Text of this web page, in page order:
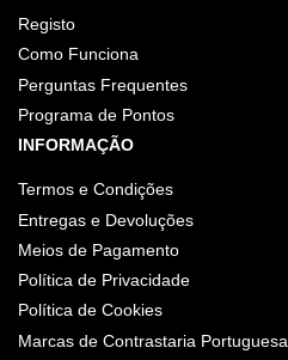
Registo
Como Funciona
Perguntas Frequentes
Programa de Pontos
INFORMAÇÃO
Termos e Condições
Entregas e Devoluções
Meios de Pagamento
Política de Privacidade
Política de Cookies
Marcas de Contrastaria Portuguesa